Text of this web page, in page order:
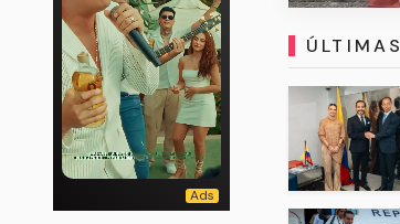
ÚLTIMAS